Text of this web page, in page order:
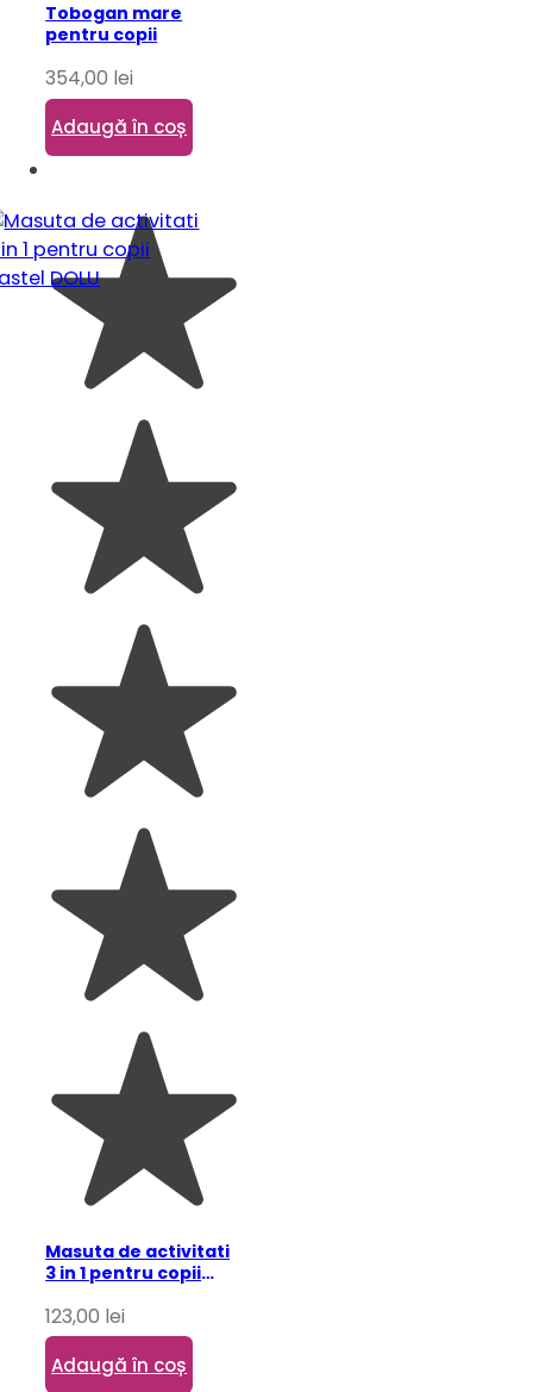
Tobogan mare
pentru copii
354,00 lei
Adaugă în coș
Masuta de activitati
3 in 1 pentru copii
123,00 lei
Adaugă în coș